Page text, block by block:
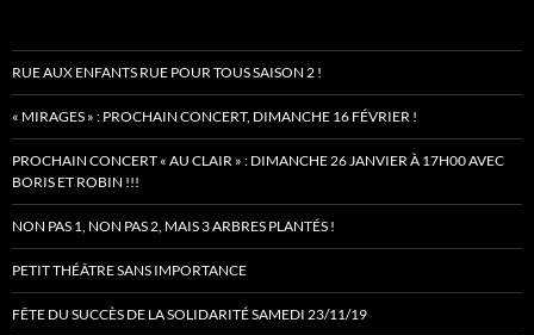
RUE AUX ENFANTS RUE POUR TOUS SAISON 2 !
« MIRAGES » : PROCHAIN CONCERT, DIMANCHE 16 FÉVRIER !
PROCHAIN CONCERT « AU CLAIR » : DIMANCHE 26 JANVIER À 17H00 AVEC
BORIS ET ROBIN !!!
NON PAS 1, NON PAS 2, MAIS 3 ARBRES PLANTÉS !
PETIT THÉÂTRE SANS IMPORTANCE
FÊTE DU SUCCÈS DE LA SOLIDARITÉ SAMEDI 23/11/19